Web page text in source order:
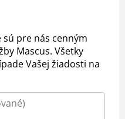
pre nás cenným
Mascus. Všetky
Vašej žiadosti na